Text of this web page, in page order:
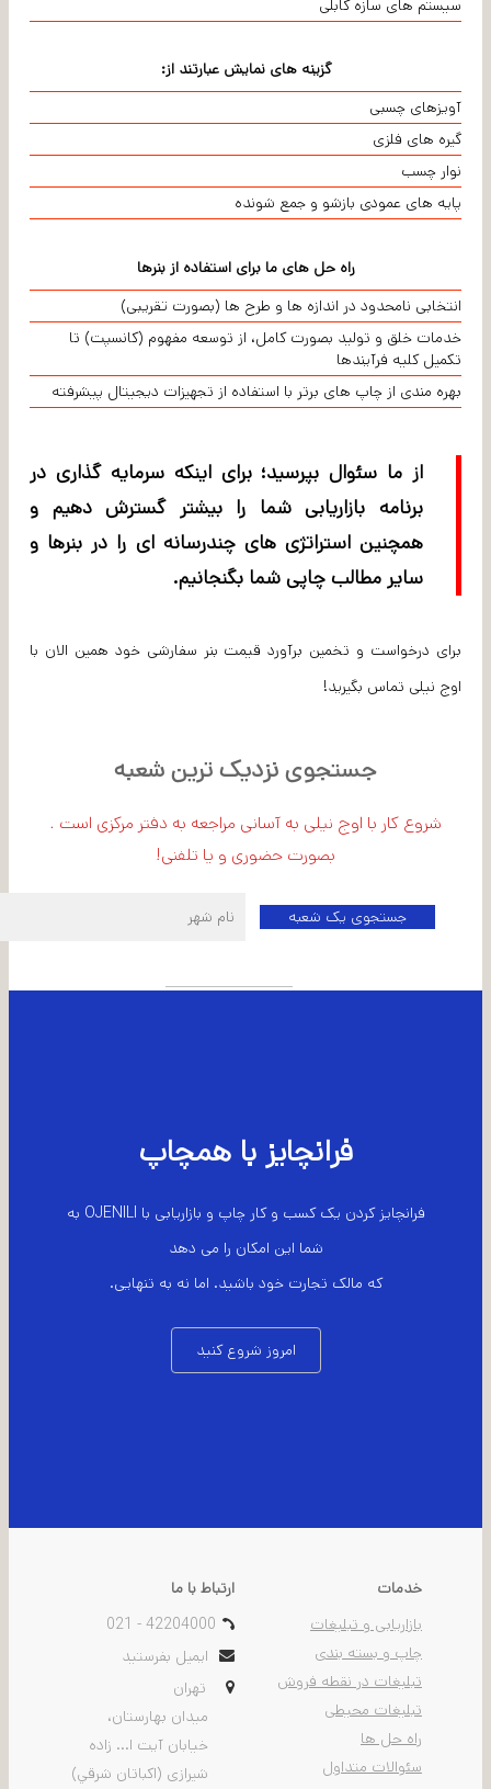
سیستم های سازه کابلی
گزینه های نمایش عبارتند از:
آویزهای چسبی
گیره های فلزی
نوار چسب
پایه های عمودی بازشو و جمع شونده
راه حل های ما برای استفاده از بنرها
انتخابی نامحدود در اندازه ها و طرح ها (بصورت تقریبی)
خدمات خلق و تولید بصورت کامل، از توسعه مفهوم (کانسپت) تا
تکمیل کلیه فرآیندها
بهره مندی از چاپ های برتر با استفاده از تجهیزات دیجیتال پیشرفته
از ما سئوال بپرسید؛ برای اینکه سرمایه گذاری در
برنامه بازاریابی شما را بیشتر گسترش دهیم و
همچنین استراتژی های چندرسانه ای را در بنرها و
سایر مطالب چاپی شما بگنجانیم.
برای درخواست و تخمین برآورد قیمت بنر سفارشی خود همین الان با
اوج نیلی تماس بگیرید!
جستجوی نزدیک ترین شعبه
شروع کار با اوج نیلی به آسانی مراجعه به دفتر مرکزی است .
بصورت حضوری و یا تلفنی!
فرانچایز با همچاپ
فرانچایز کردن یک کسب و کار چاپ و بازاریابی با OJENILI به
شما این امکان را می دهد
که مالک تجارت خود باشید. اما نه به تنهایی.
امروز شروع کنید
خدمات
بازاریابی و تبلیغات
چاپ و بسته بندی
تبلیغات در نقطه فروش
تبلیغات محیطی
راه حل ها
سئوالات متداول
ارتباط با ما
021 - 42204000
ایمیل بفرستید
تهران
ميدان بهارستان،
خيابان آیت ا... زاده
شیرازی (اكباتان شرقي)